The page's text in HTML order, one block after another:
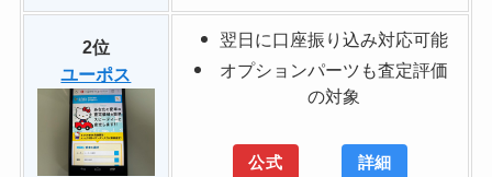
2位
ユーポス
翌日に口座振り込み対応可能
オプションパーツも査定評価
の対象
公式 詳細